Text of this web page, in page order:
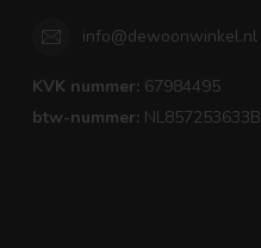
info@dewoonwinkel.nl
KVK nummer: 67984495
btw-nummer: